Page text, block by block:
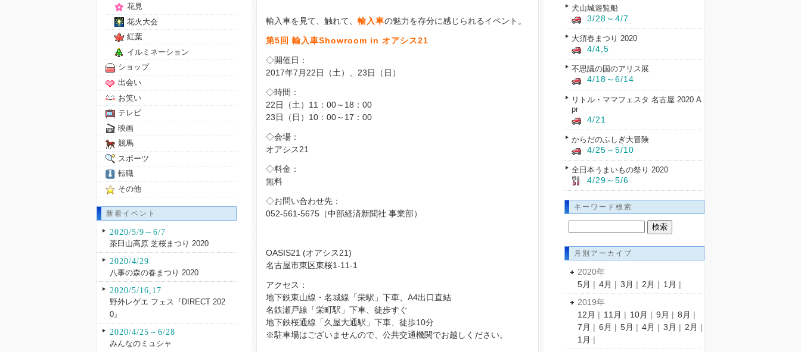
輸入車を見て、触れて、 輸入車の魅力を存分に感じられるイベント。
第5回 輸入車Showroom in オアシス21
◇開催日：
2017年7月22日（土）、23日（日）
◇時間：
22日（土）11：00～18：00
23日（日）10：00～17：00
◇会場：
オアシス21
◇料金：
無料
◇お問い合わせ先：
052-561-5675（中部経済新聞社 事業部）
OASIS21 (オアシス21)
名古屋市東区東桜1-11-1
アクセス：
地下鉄東山線・名城線「栄駅」下車、A4出口直結
名鉄瀬戸線「栄町駅」下車、徒歩すぐ
地下鉄桜通線「久屋大通駅」下車、徒歩10分
※駐車場はございませんので、公共交通機関でお越しください。
花見
花火大会
紅葉
イルミネーション
ショップ
出会い
お笑い
テレビ
映画
競馬
スポーツ
転職
その他
新着イベント
2020/5/9～6/7
茶臼山高原 芝桜まつり 2020
2020/4/29
八事の森の春まつり 2020
2020/5/16,17
野外レゲエ フェス『DIRECT 202
0』
2020/4/25～6/28
みんなのミュシャ
犬山城遊覧船
3/28～4/7
大須春まつり 2020
4/4,5
不思議の国のアリス展
4/18～6/14
リトル・ママフェスタ 名古屋 2020 A
pr
4/21
からだのふしぎ大冒険
4/25～5/10
全日本うまいもの祭り 2020
4/29～5/6
キーワード検索
月別アーカイブ
2020年
5月 | 4月 | 3月 | 2月 | 1月 |
2019年
12月 | 11月 | 10月 | 9月 | 8月 |
7月 | 6月 | 5月 | 4月 | 3月 | 2月 |
1月 |